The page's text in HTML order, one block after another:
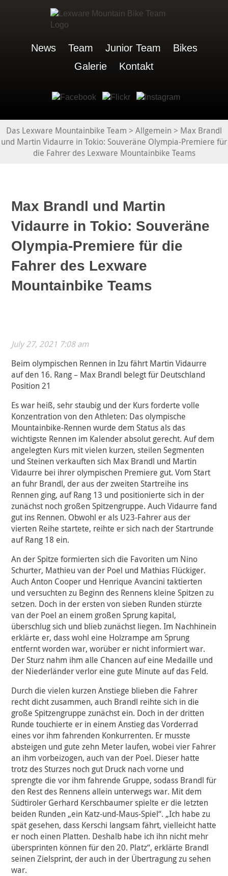
News Team Junior Team
Bikes
Galerie
Kontakt
Das Lexware Mountainbike Team > Allgemein > Max Brandl
und Martin Vidaurre in Tokio: Souveräne Olympia-Premiere für
die Fahrer des Lexware Mountainbike Teams
Max Brandl und Martin
Vidaurre in Tokio: Souveräne
Olympia-Premiere für die
Fahrer des Lexware
Mountainbike Teams
July 27, 2021 7:08 am
Beim olympischen Rennen in Izu fährt Martin Vidaurre
auf den 16. Rang – Max Brandl belegt für Deutschland
Position 21
Es war heiß, sehr staubig und der Kurs forderte volle
Konzentration von den Athleten: Das olympische
Mountainbike-Rennen wurde dem Status als das
wichtigste Rennen im Kalender absolut gerecht. Auf dem
angelegten Kurs mit vielen kurzen, steilen Segmenten
und Steinen verkauften sich Max Brandl und Martin
Vidaurre bei ihrer olympischen Premiere gut. Vom Start
an fuhr Brandl, der aus der zweiten Startreihe ins
Rennen ging, auf Rang 13 und positionierte sich in der
zunächst noch großen Spitzengruppe. Auch Vidaurre fand
gut ins Rennen. Obwohl er als U23-Fahrer aus der
vierten Reihe startete, reihte er sich nach der Startrunde
auf Rang 18 ein.
An der Spitze formierten sich die Favoriten um Nino
Schurter, Mathieu van der Poel und Mathias Flückiger.
Auch Anton Cooper und Henrique Avancini taktierten
und versuchten zu Beginn des Rennens kleine Spitzen zu
setzen. Doch in der ersten von sieben Runden stürzte
van der Poel an einem großen Sprung kapital,
überschlug sich und blieb zunächst liegen. Im Nachhinein
erklärte er, dass wohl eine Holzrampe am Sprung
entfernt worden war, worüber er nicht informiert war.
Der Sturz nahm ihm alle Chancen auf eine Medaille und
der Niederländer verlor eine gute Minute auf das Feld.
Durch die vielen kurzen Anstiege blieben die Fahrer
recht dicht zusammen, auch Brandl reihte sich in die
große Spitzengruppe zunächst ein. Doch in der dritten
Runde touchierte er in einem Anstieg das Vorderrad
eines vor ihm fahrenden Konkurrenten. Er musste
absteigen und gute zehn Meter laufen, wobei vier Fahrer
an ihm vorbeizogen, auch van der Poel. Dieser hatte
trotz des Sturzes noch gut Druck nach vorne und
sprengte die vor ihm fahrende Gruppe, sodass Brandl für
den Rest des Rennens allein unterwegs war. Mit dem
Südtiroler Gerhard Kerschbaumer spielte er die letzten
beiden Runden „ein Katz-und-Maus-Spiel“. „Ich habe zu
spät gesehen, dass Kerschi langsam fährt, vielleicht hatte
er noch einen Platten. Deshalb habe ich ihn nicht mehr
übersprinten können für den 20. Platz“, erklärte Brandl
seinen Zielsprint, der auch in der Übertragung zu sehen
war.